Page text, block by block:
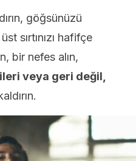
göğsünüzü
sırtınızı hafifçe
bir nefes alın,
ileri veya geri değil,